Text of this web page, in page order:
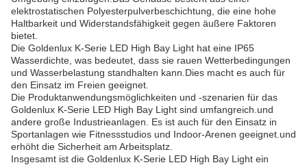
elektrostatischen Polyesterpulverbeschichtung, die eine hohe
Haltbarkeit und Widerstandsfähigkeit gegen äußere Faktoren
bietet.
Die Goldenlux K-Serie LED High Bay Light hat eine IP65
Wasserdichte, was bedeutet, dass sie rauen Wetterbedingungen
und Wasserbelastung standhalten kann.Dies macht es auch für
den Einsatz im Freien geeignet.
Die Produktanwendungsmöglichkeiten und -szenarien für das
Goldenlux K-Serie LED High Bay Light sind umfangreich.und
andere große Industrieanlagen. Es ist auch für den Einsatz in
Sportanlagen wie Fitnessstudios und Indoor-Arenen geeignet.und
erhöht die Sicherheit am Arbeitsplatz.
Insgesamt ist die Goldenlux K-Serie LED High Bay Light ein